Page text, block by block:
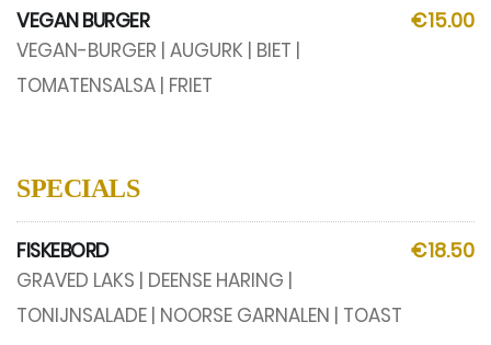
VEGAN BURGER
€15.00
VEGAN-BURGER | AUGURK | BIET |
TOMATENSALSA | FRIET
SPECIALS
FISKEBORD
€18.50
GRAVED LAKS | DEENSE HARING |
TONIJNSALADE | NOORSE GARNALEN | TOAST